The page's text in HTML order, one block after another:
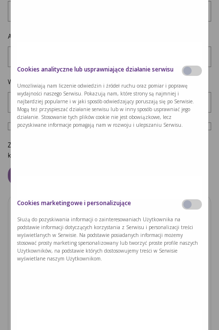
Adres e-mail
Witryna internetowa
Zapamiętaj moje dane w tej przeglądarce podczas pisania kolejnych
komentarzy.
Zobacz również
PODUSZKI Z PAPIERU RYŻOWEGO Z
JACKFRUITEM I WARZYWAMI
Cookies analityczne lub usprawniające działanie serwisu
Umożliwiają nam liczenie odwiedzin i źródeł ruchu oraz pomiar i poprawę
wydajności naszego Serwisu. Pokazują nam, które strony są najmniej i
najbardziej popularne i w jaki sposób odwiedzający poruszają się po Serwisie.
Mogą też przyspieszać działanie serwisu lub w inny sposób usprawniać jego
działanie. Stosowanie tych plików cookie nie jest obowiązkowe, lecz
pozyskiwane informacje pomagają nam w rozwoju i ulepszaniu Serwisu.
Cookies marketingowe i personalizujące
Służą do pozyskiwania informacji o zainteresowaniach Użytkownika na
podstawie informacji dotyczących korzystania z Serwisu i personalizacji treści
wyświetlanych w Serwisie. Na podstawie posiadanych informacji możemy
stosować prosty marketing spersonalizowany lub tworzyć proste profile naszych
Użytkowników, na podstawie których dostosowujemy treści w Serwisie
wyświetlane naszym Użytkownikom.